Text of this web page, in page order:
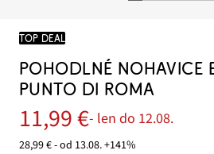
TOP DEAL
POHODLNÉ NOHAVICE
PUNTO DI ROMA
11,99 €- len do 12.08.
28,99 € - od 13.08. +141%